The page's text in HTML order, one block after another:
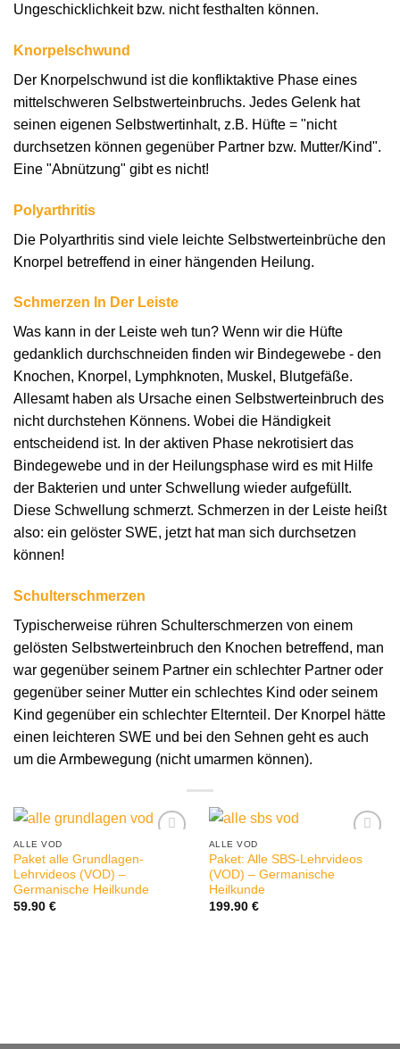
Ungeschicklichkeit bzw. nicht festhalten können.
Knorpelschwund
Der Knorpelschwund ist die konfliktaktive Phase eines
mittelschweren Selbstwerteinbruchs. Jedes Gelenk hat
seinen eigenen Selbstwertinhalt, z.B. Hüfte = "nicht
durchsetzen können gegenüber Partner bzw. Mutter/Kind".
Eine "Abnützung" gibt es nicht!
Polyarthritis
Die Polyarthritis sind viele leichte Selbstwerteinbrüche den
Knorpel betreffend in einer hängenden Heilung.
Schmerzen In Der Leiste
Was kann in der Leiste weh tun? Wenn wir die Hüfte
gedanklich durchschneiden finden wir Bindegewebe - den
Knochen, Knorpel, Lymphknoten, Muskel, Blutgefäße.
Allesamt haben als Ursache einen Selbstwerteinbruch des
nicht durchstehen Könnens. Wobei die Händigkeit
entscheidend ist. In der aktiven Phase nekrotisiert das
Bindegewebe und in der Heilungsphase wird es mit Hilfe
der Bakterien und unter Schwellung wieder aufgefüllt.
Diese Schwellung schmerzt. Schmerzen in der Leiste heißt
also: ein gelöster SWE, jetzt hat man sich durchsetzen
können!
Schulterschmerzen
Typischerweise rühren Schulterschmerzen von einem
gelösten Selbstwerteinbruch den Knochen betreffend, man
war gegenüber seinem Partner ein schlechter Partner oder
gegenüber seiner Mutter ein schlechtes Kind oder seinem
Kind gegenüber ein schlechter Elternteil. Der Knorpel hätte
einen leichteren SWE und bei den Sehnen geht es auch
um die Armbewegung (nicht umarmen können).
ALLE VOD
Paket alle Grundlagen-
Lehrvideos (VOD) –
Germanische Heilkunde
59.90 €
ALLE VOD
Paket: Alle SBS-Lehrvideos
(VOD) – Germanische
Heilkunde
199.90 €